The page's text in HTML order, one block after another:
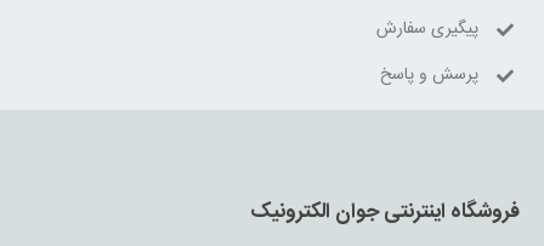
پیگیری سفارش
پرسش و پاسخ
فروشگاه اینترنتی جوان الکترونیک